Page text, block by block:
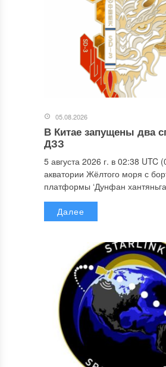
05.08.2026
В Китае запущены два
ДЗЗ
5 августа 2026 г. в 02:38 UTC
акватории Жёлтого моря с
платформы ‘Дунфан
Далее